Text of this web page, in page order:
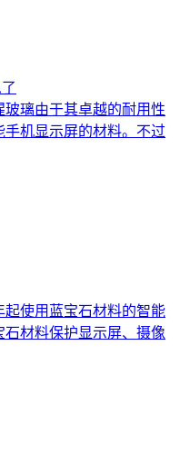
璃由于其卓越的耐用性
机显示屏的材料。不过
使用蓝宝石材料的智能
材料保护显示屏、摄像